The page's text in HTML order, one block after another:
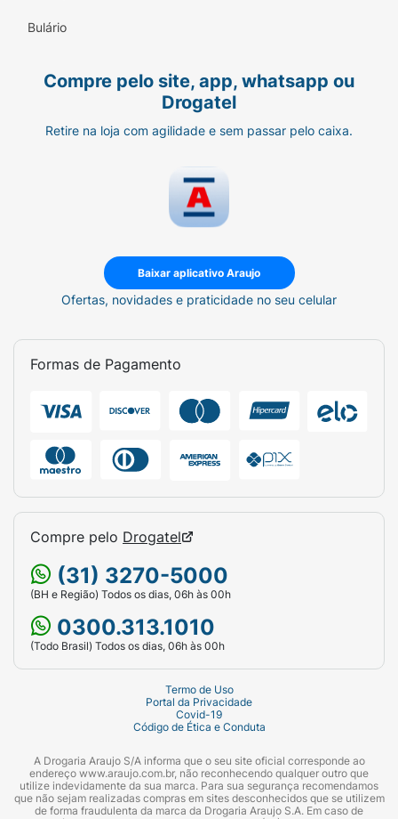
Bulário
Compre pelo site, app, whatsapp ou
Drogatel
Retire na loja com agilidade e sem passar pelo caixa.
Baixar aplicativo Araujo
Ofertas, novidades e praticidade no seu celular
Formas de Pagamento
Compre pelo Drogatel
(31) 3270-5000
(BH e Região) Todos os dias, 06h às 00h
0300.313.1010
(Todo Brasil) Todos os dias, 06h às 00h
Termo de Uso
Portal da Privacidade
Covid-19
Código de Ética e Conduta
A Drogaria Araujo S/A informa que o seu site oficial corresponde ao
endereço www.araujo.com.br, não reconhecendo qualquer outro que
utilize indevidamente da sua marca. Para sua segurança recomendamos
que não sejam realizadas compras em sites desconhecidos que se utilizem
de forma fraudulenta da marca da Drogaria Araujo S.A. Em caso de